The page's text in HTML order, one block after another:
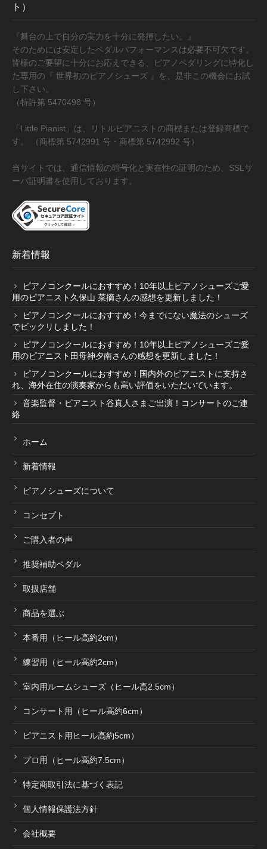
ト）
『舞台の上で自分の実力を十分に発揮したい。』
そのためには安定したペダルパフォーマンスは必要不可欠です。
皆様のご要望に十分にお応えできる、ピアノペダリングに特化し
た専用の『 世界初のピアノシューズ 』を、是非この機会にお試
し下さい。
（特許第 5470498 号）
「Little Pianist」は、リトルピアニストの商標または登録商標で
す。 （商標第 5742991 号・商標第 5742992 号）
当サイトでは、通信情報の暗号化と実在性の証明のため、SSLサ
ーバ証明書を使用しております。
新着情報
ピアノコンクールにおすすめ！10年以上ピアノシューズご愛
用のピアニスト久保山 菜摘さんの感想を更新しました！
ピアノコンクールにおすすめ！今までにない魔法のシューズ
でビックリしました！
ピアノコンクールにおすすめ！10年以上ピアノシューズご愛
用のピアニスト田母神夕南さんの感想を更新しました！
ピアノコンクールにおすすめ！国内外のピアニストに支持さ
れ、海外在住の演奏家からも高い評価をいただいています。
音楽監督・ピアニスト谷真人さまご出演！コンサートのご連
絡
ホーム
新着情報
ピアノシューズについて
コンセプト
ご購入者の声
推奨補助ペダル
取扱店舗
商品を選ぶ
本番用（ヒール高約2cm）
練習用（ヒール高約2cm）
室内用ルームシューズ（ヒール高2.5cm）
コンサート用（ヒール高約6cm）
ピアニスト用ヒール高約5cm）
プロ用（ヒール高約7.5cm）
特定商取引法に基づく表記
個人情報保護法方針
会社概要